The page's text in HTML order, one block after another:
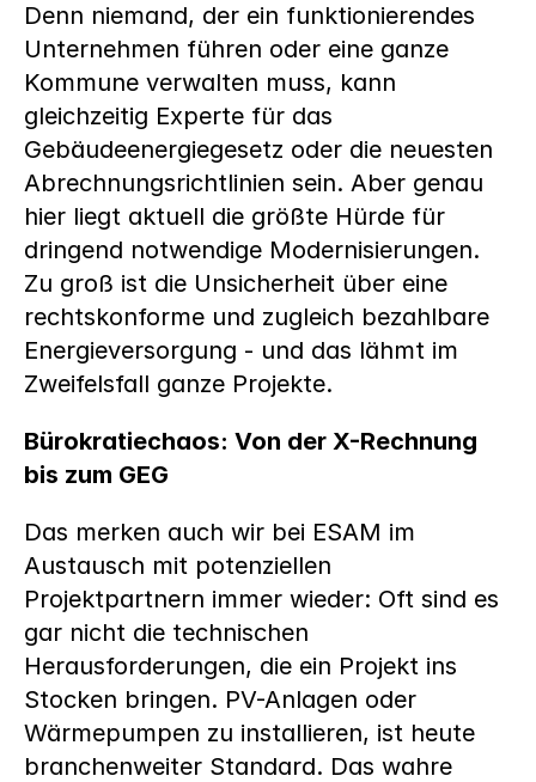
Denn niemand, der ein funktionierendes
Unternehmen führen oder eine ganze
Kommune verwalten muss, kann
gleichzeitig Experte für das
Gebäudeenergiegesetz oder die neuesten
Abrechnungsrichtlinien sein. Aber genau
hier liegt aktuell die größte Hürde für
dringend notwendige Modernisierungen.
Zu groß ist die Unsicherheit über eine
rechtskonforme und zugleich bezahlbare
Energieversorgung - und das lähmt im
Zweifelsfall ganze Projekte.
Bürokratiechaos: Von der X-Rechnung
bis zum GEG
Das merken auch wir bei ESAM im
Austausch mit potenziellen
Projektpartnern immer wieder: Oft sind es
gar nicht die technischen
Herausforderungen, die ein Projekt ins
Stocken bringen. PV-Anlagen oder
Wärmepumpen zu installieren, ist heute
branchenweiter Standard. Das wahre